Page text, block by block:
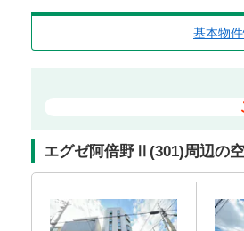
基本物
エグゼ阿倍野Ⅱ(301)周辺の